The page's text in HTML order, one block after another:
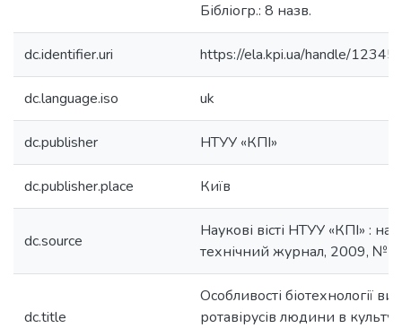
Бібліогр.: 8 назв.
dc.identifier.uri https://ela.kpi.ua/handle/
dc.language.iso uk
dc.publisher НТУУ «КПІ»
dc.publisher.place Київ
dc.source
Наукові вісті НТУУ «КПІ» :
технічний журнал, 2009, №
dc.title
Особливості біотехнології
ротавірусів людини в